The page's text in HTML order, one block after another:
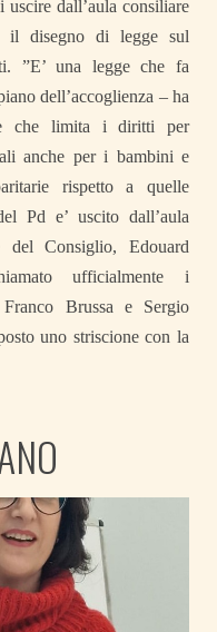
dall’aula consiliare
il disegno di legge sul
”E’ una legge che fa
dell’accoglienza – ha
che limita i diritti per
anche per i bambini e
rispetto a quelle
Pd e’ uscito dall’aula
Consiglio, Edouard
ufficialmente i
Brussa e Sergio
uno striscione con la